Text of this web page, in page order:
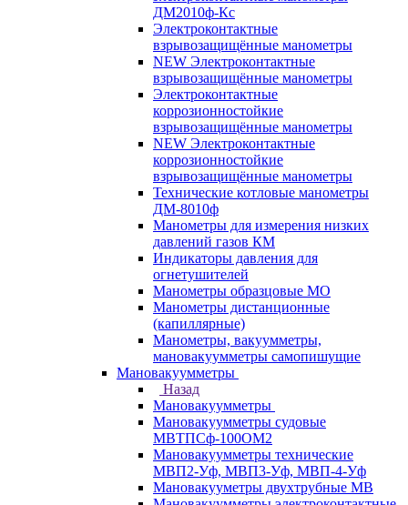
ДМ2010ф-Кс
Электроконтактные
взрывозащищённые манометры
NEW Электроконтактные
взрывозащищённые манометры
Электроконтактные
коррозионностойкие
взрывозащищённые манометры
NEW Электроконтактные
коррозионностойкие
взрывозащищённые манометры
Технические котловые манометры
ДМ-8010ф
Манометры для измерения низких
давлений газов КМ
Индикаторы давления для
огнетушителей
Манометры образцовые МО
Манометры дистанционные
(капиллярные)
Манометры, вакуумметры,
мановакуумметры самопишущие
Мановакуумметры
Назад
Мановакуумметры
Мановакуумметры судовые
МВТПСф-100ОМ2
Мановакуумметры технические
МВП2-Уф, МВП3-Уф, МВП-4-Уф
Мановакууметры двухтрубные МВ